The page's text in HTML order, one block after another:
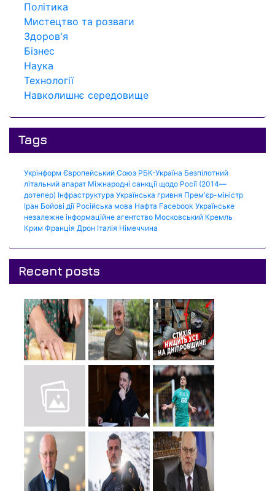
Політика
Мистецтво та розваги
Здоров'я
Бізнес
Наука
Технології
Навколишнє середовище
Tags
Укрінформ Європейський Союз РБК-Україна Безпілотний
літальний апарат Міжнародні санкції щодо Росії (2014—
дотепер) Інфраструктура Українська гривня Прем'єр-міністр
Іран Бойові дії Російська мова Нафта Facebook Українське
незалежне інформаційне агентство Московський Кремль
Крим Франція Дрон Італія Німеччина
Recent posts